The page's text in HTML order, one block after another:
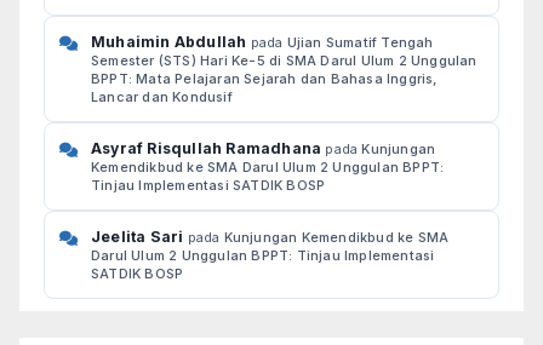
Muhaimin Abdullah pada Ujian Sumatif Tengah
Semester (STS) Hari Ke-5 di SMA Darul Ulum 2 Unggulan
BPPT: Mata Pelajaran Sejarah dan Bahasa Inggris,
Lancar dan Kondusif
Asyraf Risqullah Ramadhana padaKunjungan
Kemendikbud ke SMA Darul Ulum 2 Unggulan BPPT:
Tinjau Implementasi SATDIK BOSP
Jeelita Sari pada Kunjungan Kemendikbud ke SMA
Darul Ulum 2 Unggulan BPPT: Tinjau Implementasi
SATDIK BOSP